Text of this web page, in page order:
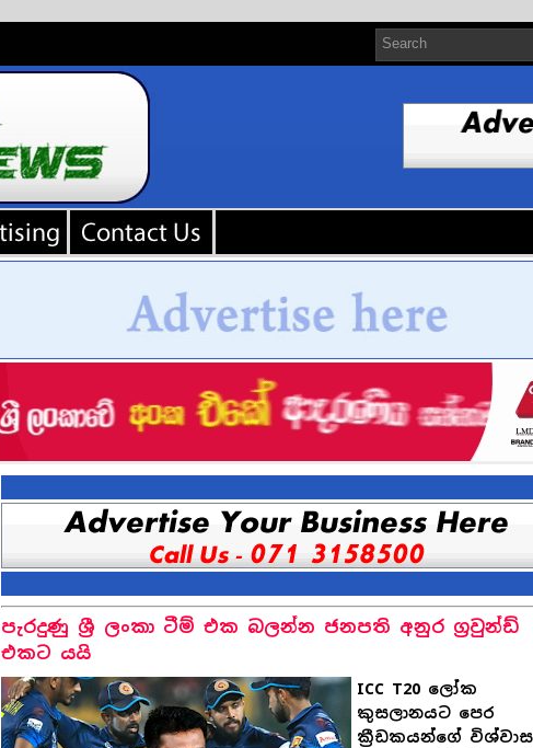
පැරදුණු ශ්‍රී ලංකා ටීම් එක බලන්න ජනපති අනුර ග්‍රවුන්ඩ්
එකට යයි
ICC T20 ලෝක
කුසලානයට පෙර
ක්‍රීඩකයන්ගේ